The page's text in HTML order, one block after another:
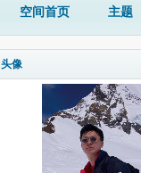
空间首页 主题
头像